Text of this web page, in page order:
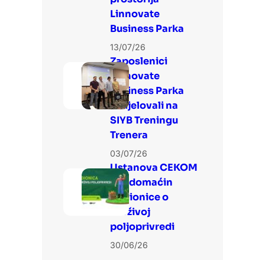
Linnovate
Business Parka
13/07/26
Zaposlenici
Linnovate
Business Parka
sudjelovali na
SIYB Treningu
Trenera
03/07/26
Ustanova CEKOM
3LJ domaćin
Radionice o
održivoj
poljoprivredi
30/06/26